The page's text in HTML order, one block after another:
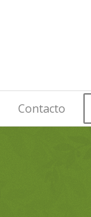
Contacto